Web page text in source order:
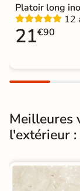
Platoir long
12
21€90
Meilleures
l'extérieur :